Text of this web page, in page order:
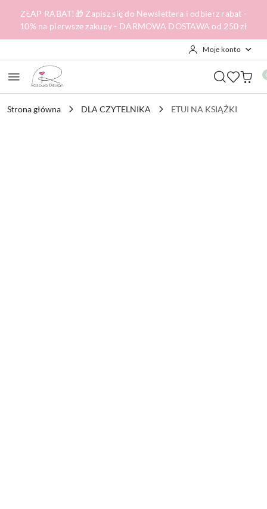
Przejdź do treści głównej
Przejdź do wyszukiwarki
Przejdź do moje konto
Przejdź do menu głównego
Przejdź do opisu produktu
Przejdź do stopki
ZŁAP RABAT!🎁 Zapisz się do Newslettera i odbierz rabat -
10% na pierwsze zakupy - DARMOWA DOSTAWA od 250 zł
Moje konto
Strona główna DLA CZYTELNIKA ETUI NA KSIĄŻKI